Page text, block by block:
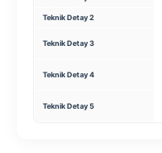
Teknik Detay 2
Teknik Detay 3
Teknik Detay 4
Teknik Detay 5